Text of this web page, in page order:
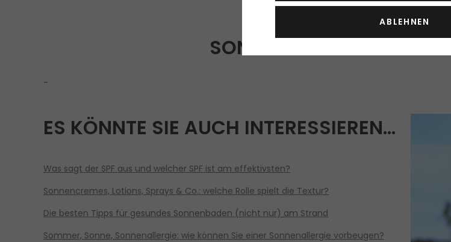
SONNENHAARSCHUTZ:
-
ES KÖNNTE SIE AUCH INTERESSIEREN…
Was sagt der SPF aus und welcher SPF ist am effektivsten?
Sonnencremes, Lotions, Sprays & Co.: welche Rolle spielt die Textur?
Die besten Tipps für gesundes Sonnenbaden (nicht nur) am Strand
Sommer, Sonne, Sonnenallergie: wie können Sie einer Sonnenallergie vorbeugen?
ABLEHNEN